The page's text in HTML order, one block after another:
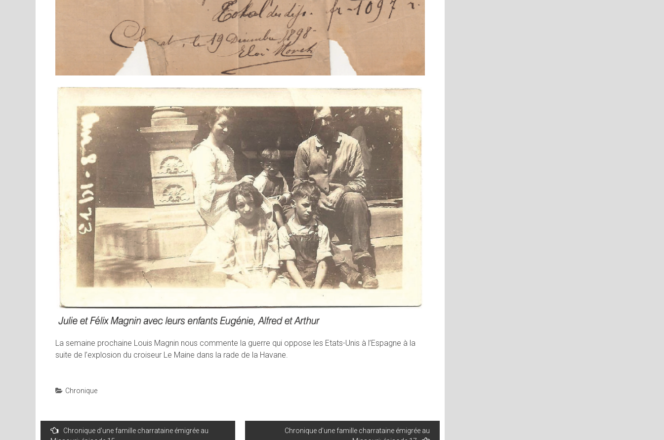
La semaine prochaine Louis Magnin nous commente la guerre qui oppose les Etats-Unis à l’Espagne à la
suite de l’explosion du croiseur Le Maine dans la rade de la Havane.
Chronique
Navigation
Chronique d’une famille charrataine émigrée au
Chronique d’une famille charrataine émigrée au